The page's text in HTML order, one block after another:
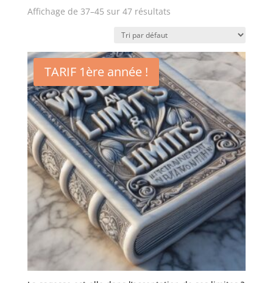
Affichage de 37–45 sur 47 résultats
TARIF 1ère année !